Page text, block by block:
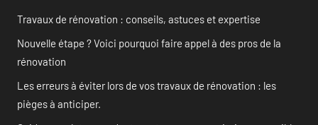
Travaux de rénovation : conseils, astuces et expertise
Nouvelle étape ? Voici pourquoi faire appel à des pros de la
rénovation
Les erreurs à éviter lors de vos travaux de rénovation : les
pièges à anticiper.